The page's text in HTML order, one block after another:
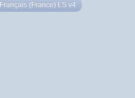
Français (France) LS v4